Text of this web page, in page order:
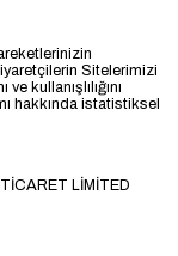
Sitelerimizi
kullanışlılığını
hakkında istatistiksel
LİMİTED